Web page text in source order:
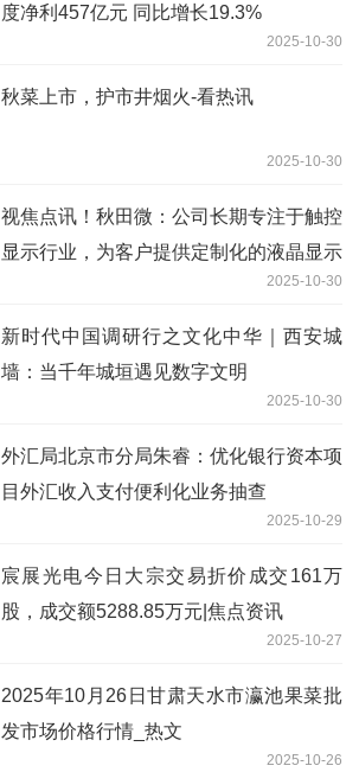
度净利457亿元 同比增长19.3%
2025-10-30
秋菜上市，护市井烟火-看热讯
2025-10-30
视焦点讯！秋田微：公司长期专注于触控
显示行业，为客户提供定制化的液晶显示
2025-10-30
新时代中国调研行之文化中华｜西安城
墙：当千年城垣遇见数字文明
2025-10-30
外汇局北京市分局朱睿：优化银行资本项
目外汇收入支付便利化业务抽查
2025-10-29
宸展光电今日大宗交易折价成交161万
股，成交额5288.85万元|焦点资讯
2025-10-27
2025年10月26日甘肃天水市瀛池果菜批
发市场价格行情_热文
2025-10-26